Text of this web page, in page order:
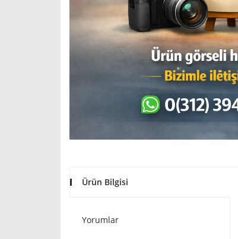
Ürün Bilgisi
Yorumlar